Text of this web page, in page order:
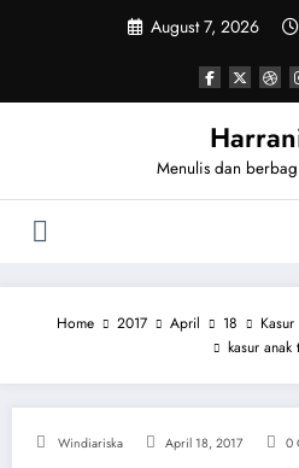
August 7, 2026
Menulis dan
Home 2017 April 18
kasur anak
Windiariska April 18, 2017 0